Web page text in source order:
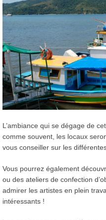
L’ambiance qui se dégage de
comme souvent, les locaux
vous conseiller sur les
Vous pourrez également
ou des ateliers de confection
admirer les artistes en plein
intéressants !